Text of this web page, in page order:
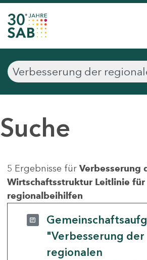
Suche
5 Ergebnisse für Verbesserung
Wirtschaftsstruktur Leitlinie für
regionalbeihilfen
"Verbesserung der
regionalen